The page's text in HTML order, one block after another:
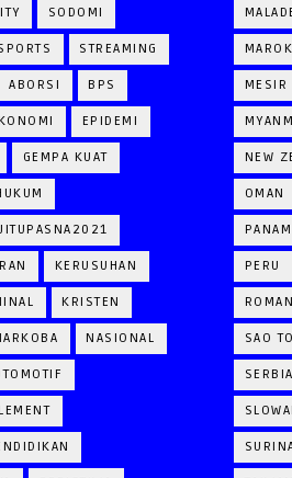
SODOMI
STREAMING
ABORSI BPS
EPIDEMI
GEMPA KUAT
JITUPASNA2021
KERUSUHAN
KRISTEN
NASIONAL
MESIR
NEW
OMAN
PERU
SAO